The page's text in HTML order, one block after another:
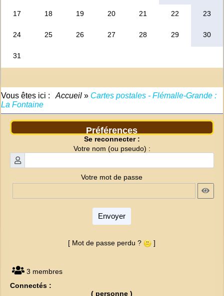
Vous êtes ici : Accueil» Cartes postales - Flémalle-Grande :
La Fontaine
Préférences
Se reconnecter :
Votre nom (ou pseudo) :
Votre mot de passe
Envoyer
[ Mot de passe perdu ? ]
3 membres
Connectés :
( personne )